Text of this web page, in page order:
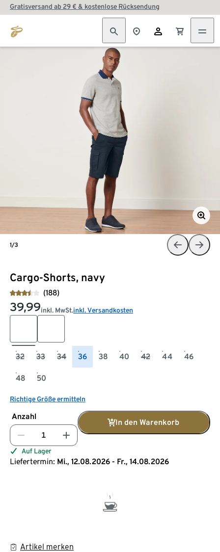
Gratisversand ab 29 € & kostenlose Rücksendung
Cargo-Shorts, navy
(188)
39,99inkl. MwSt.inkl. Versandkosten
32 33 34 36 38 40 42 44 46
48 50
Richtige Größe ermitteln
Anzahl
In den Warenkorb
Auf Lager
Liefertermin: Mi., 12.08.2026 - Fr., 14.08.2026
Artikel merken
1/3